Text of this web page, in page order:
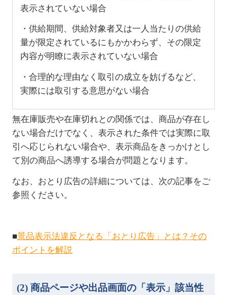
表示されていない場合
・供給期間、供給対象者又は一人当たりの供給
量が限定されているにもかかわらず、その限定
内容が明瞭に表示されていない場合
・合理的な理由なく取引の成立を妨げるなど、
実際には取引する意思がない場合
無在庫販売や在庫切れとの関係では、商品が存在し
ない場合だけでなく、表示された条件では実際に取
引へ応じられない場合や、表示商品をきっかけとし
て別の商品へ誘導する場合が問題となります。
なお、おとり広告の詳細については、次の記事をご
参照ください。
■景品表示法違反となる「おとり広告」とは？その
ポイントを解説
(2) 商品ページや出品画面の「表示」該当性